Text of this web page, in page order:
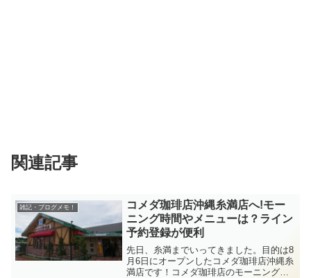
関連記事
雑記・ブログメモ！
コメダ珈琲店沖縄糸満店へ!モー
ニング時間やメニューは？ライン
予約登録が便利
先日、糸満までいってきました。目的は8
月6日にオープンしたコメダ珈琲店沖縄糸
満店です！コメダ珈琲店のモーニングと